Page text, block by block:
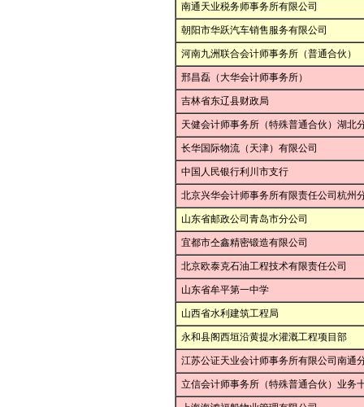
南通天业税务师事务所有限公司
朝阳市华跃汽车销售服务有限公司
河南九洲联合会计师事务所（普通合伙）
邢昌磊（大华会计师事务所）
吉林省东辽县财政局
天健会计师事务所（特殊普通合伙）湖北
长华国际物流（天津）有限公司
中国人民银行利川市支行
北京兴华会计师事务所有限责任公司杭州
山东省邮政公司青岛市分公司
宜都市仝鑫精密锻造有限公司
北京欧泰克石油工程技术有限责任公司
山东省牟平第一中学
山西省水利建筑工程局
永和县阁西垣沿黄提水灌溉工程项目部
江苏公证天业会计师事务所有限公司南通
立信会计师事务所（特殊普通合伙）业务